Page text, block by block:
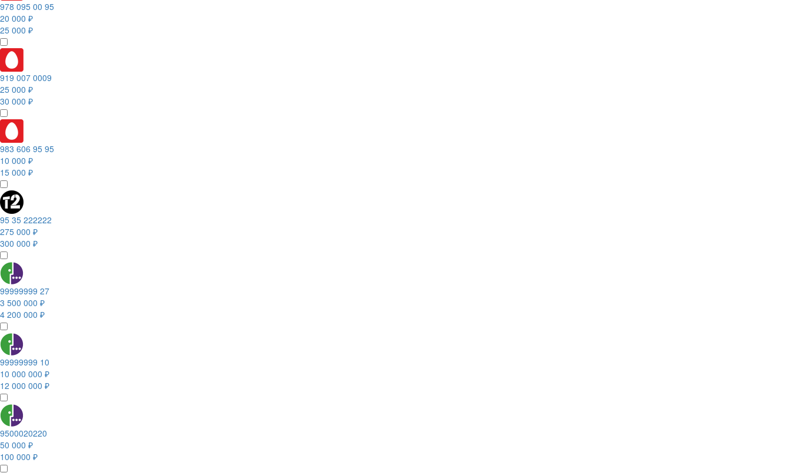
978 095 00 95
20 000 ₽
25 000 ₽
919 007 0009
25 000 ₽
30 000 ₽
983 606 95 95
10 000 ₽
15 000 ₽
95 35 222222
275 000 ₽
300 000 ₽
99999999 27
3 500 000 ₽
4 200 000 ₽
99999999 10
10 000 000 ₽
12 000 000 ₽
9500020220
50 000 ₽
100 000 ₽